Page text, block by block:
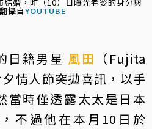
攝自YOUTUBE
日籍男星 風田
（Fujita
情人節突拋喜訊，以手
當時僅透露太太是日本
不過他在本月10日於